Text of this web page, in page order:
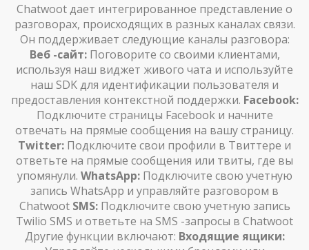
Chatwoot дает интегрированное представление о
разговорах, происходящих в разных каналах связи.
Он поддерживает следующие каналы разговора:
Веб -сайт:Поговорите со своими клиентами,
используя наш виджет живого чата и используйте
наш SDK для идентификации пользователя и
предоставления контекстной поддержки. Facebook:
Подключите страницы Facebook и начните
отвечать на прямые сообщения на вашу страницу.
Twitter: Подключите свои профили в Твиттере и
ответьте на прямые сообщения или твиты, где вы
упомянули. WhatsApp:Подключите свою учетную
запись WhatsApp и управляйте разговором в
Chatwoot SMS:Подключите свою учетную запись
Twilio SMS и ответьте на SMS -запросы в Chatwoot
Другие функции включают: Входящие ящики: